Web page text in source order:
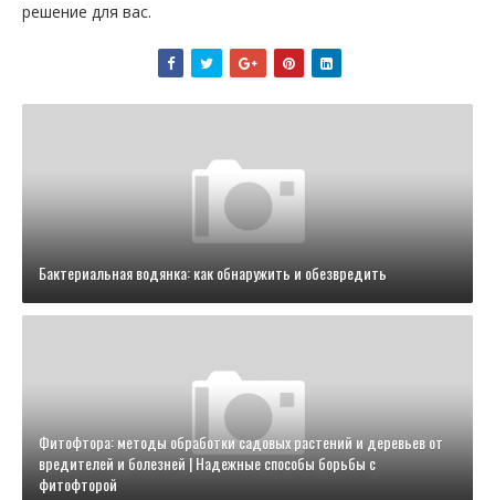
решение для вас.
Бактериальная водянка: как обнаружить и обезвредить
Фитофтора: методы обработки садовых растений и деревьев от
вредителей и болезней | Надежные способы борьбы с
фитофторой